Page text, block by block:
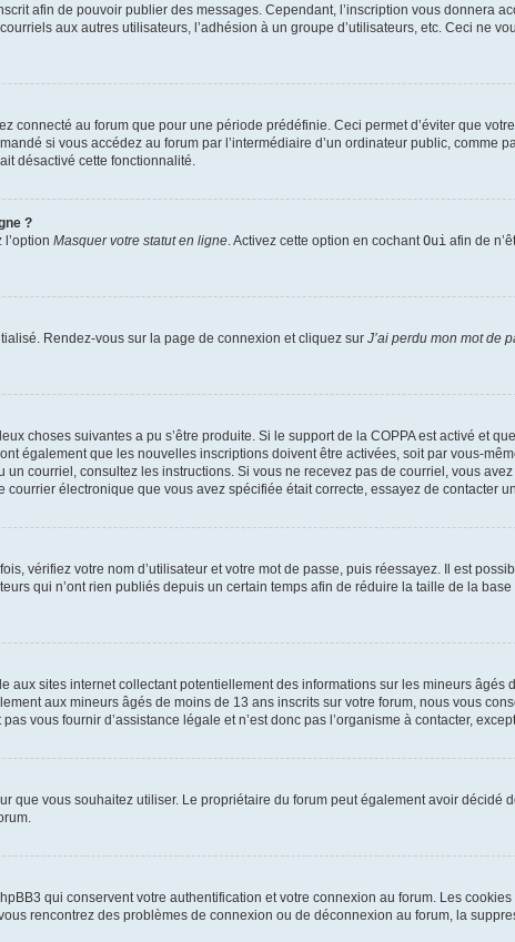
afin de pouvoir publier des messages. Cependant, l’inscription vous donnera
aux autres utilisateurs, l’adhésion à un groupe d’utilisateurs, etc. Ceci ne
connecté au forum que pour une période prédéfinie. Ceci permet d’éviter que
si vous accédez au forum par l’intermédiaire d’un ordinateur public, comme
désactivé cette fonctionnalité.
?
Masquer votre statut en ligne . Activez cette option en cochant Oui afin de
Rendez-vous sur la page de connexion et cliquez sur J’ai perdu mon mot de
choses suivantes a pu s’être produite. Si le support de la COPPA est activé et
également que les nouvelles inscriptions doivent être activées, soit par vous-
courriel, consultez les instructions. Si vous ne recevez pas de courriel, vous
électronique que vous avez spécifiée était correcte, essayez de contacter
vérifiez votre nom d’utilisateur et votre mot de passe, puis réessayez. Il est
qui n’ont rien publiés depuis un certain temps afin de réduire la taille de la
aux sites internet collectant potentiellement des informations sur les mineurs
aux mineurs âgés de moins de 13 ans inscrits sur votre forum, nous vous
vous fournir d’assistance légale et n’est donc pas l’organisme à contacter,
vous souhaitez utiliser. Le propriétaire du forum peut également avoir décidé
qui conservent votre authentification et votre connexion au forum. Les
rencontrez des problèmes de connexion ou de déconnexion au forum, la